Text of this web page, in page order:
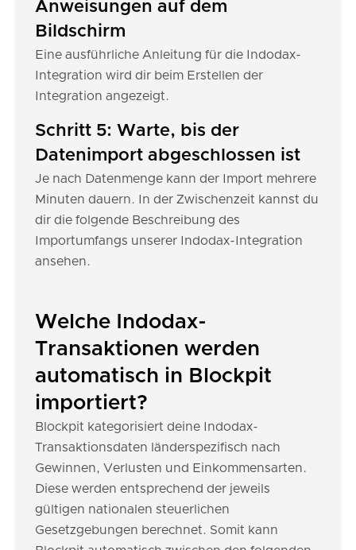
Anweisungen auf dem
Bildschirm
Eine ausführliche Anleitung für die Indodax-
Integration wird dir beim Erstellen der
Integration angezeigt.
Schritt 5: Warte, bis der
Datenimport abgeschlossen ist
Je nach Datenmenge kann der Import mehrere
Minuten dauern. In der Zwischenzeit kannst du
dir die folgende Beschreibung des
Importumfangs unserer Indodax-Integration
ansehen.
Welche Indodax-
Transaktionen werden
automatisch in Blockpit
importiert?
Blockpit kategorisiert deine Indodax-
Transaktionsdaten länderspezifisch nach
Gewinnen, Verlusten und Einkommensarten.
Diese werden entsprechend der jeweils
gültigen nationalen steuerlichen
Gesetzgebungen berechnet. Somit kann